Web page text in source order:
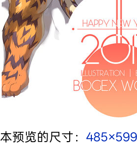
本预览的尺寸：